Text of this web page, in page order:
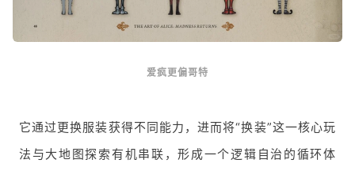
爱疯更偏哥特
它通过更换服装获得不同能力，进而将“换装”这一核心玩
法与大地图探索有机串联，形成一个逻辑自治的循环体